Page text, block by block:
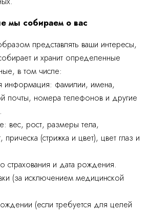
мы собираем о вас
представлять ваши интересы,
и хранит определенные
в том числе:
информация: фамилии, имена,
почты, номера телефонов и другие
вес, рост, размеры тела,
прическа (стрижка и цвет), цвет глаз и
страхования и дата рождения.
(за исключением медицинской
(если требуется для целей